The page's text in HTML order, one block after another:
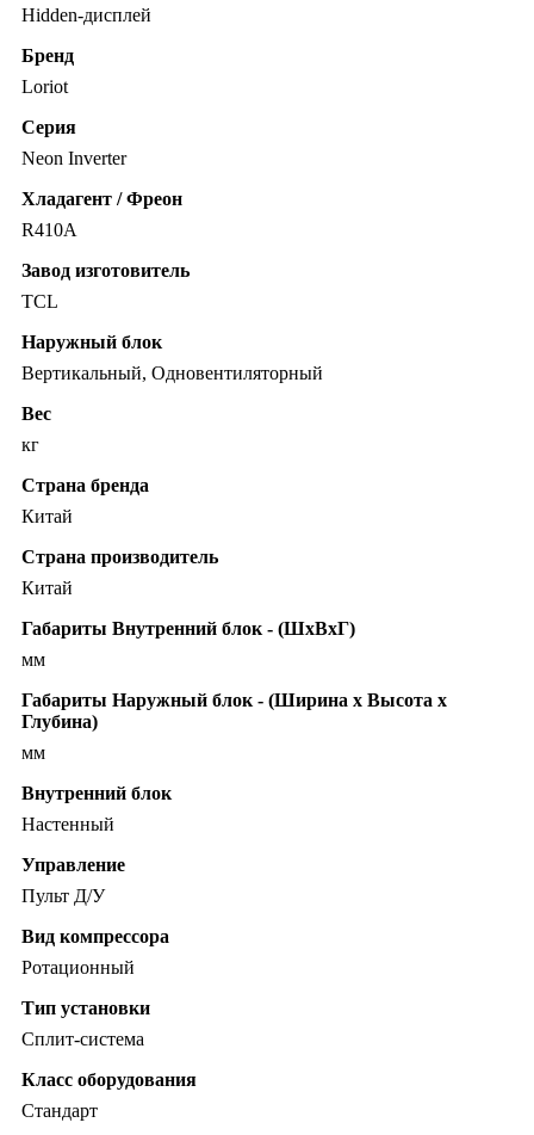
Hidden-дисплей
Бренд
Loriot
Серия
Neon Inverter
Хладагент / Фреон
R410A
Завод изготовитель
TCL
Наружный блок
Вертикальный, Одновентиляторный
Вес
кг
Страна бренда
Китай
Страна производитель
Китай
Габариты Внутренний блок - (ШхВхГ)
мм
Габариты Наружный блок - (Ширина х Высота х
Глубина)
мм
Внутренний блок
Настенный
Управление
Пульт Д/У
Вид компрессора
Ротационный
Тип установки
Сплит-система
Класс оборудования
Стандарт